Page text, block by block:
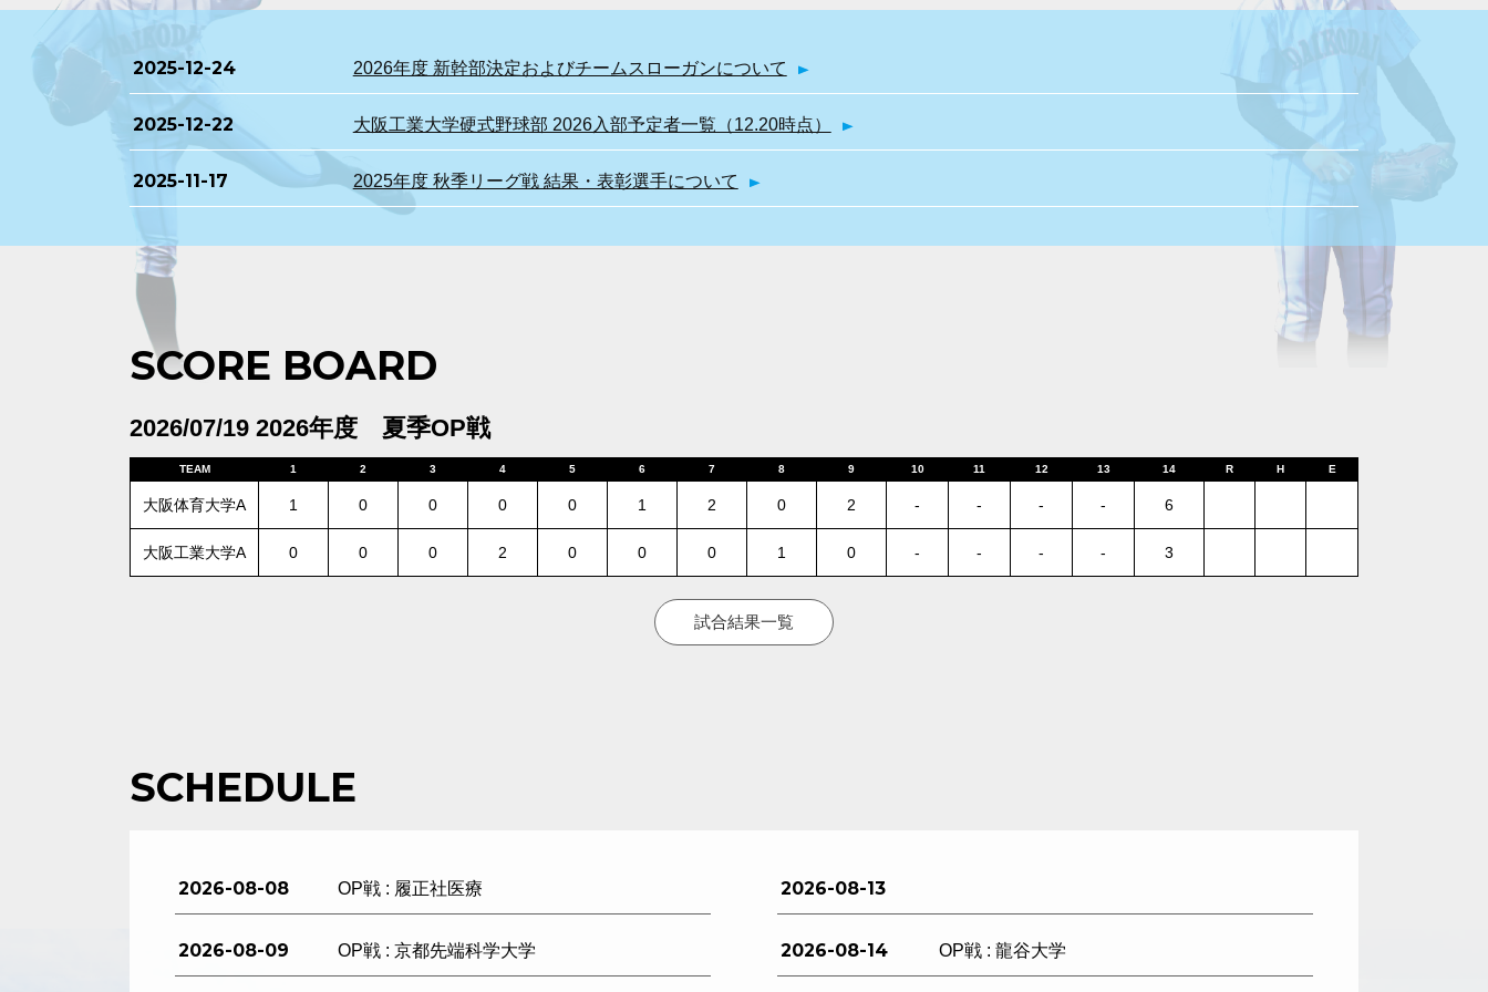
2025-12-24 2026年度 新幹部決定およびチームスローガンについて
2025-12-22 大阪工業大学硬式野球部 2026入部予定者一覧（12.20時点）
2025-11-17 2025年度 秋季リーグ戦 結果・表彰選手について
SCORE BOARD
2026/07/19 2026年度 夏季OP戦
TEAM 1 2 3 4 5 6 7 8 9 10 11 12 13 14 R H E
大阪体育大学A 1 0 0 0 0 1 2 0 2 - - - - 6
大阪工業大学A 0 0 0 2 0 0 0 1 0 - - - - 3
試合結果一覧
SCHEDULE
2026-08-08 OP戦 : 履正社医療
2026-08-09 OP戦 : 京都先端科学大学
2026-08-13
2026-08-14 OP戦 : 龍谷大学